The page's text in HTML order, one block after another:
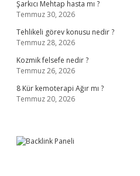
Şarkıcı Mehtap hasta mı ?
Temmuz 30, 2026
Tehlikeli görev konusu nedir ?
Temmuz 28, 2026
Kozmik felsefe nedir ?
Temmuz 26, 2026
8 Kür kemoterapi Ağır mı ?
Temmuz 20, 2026